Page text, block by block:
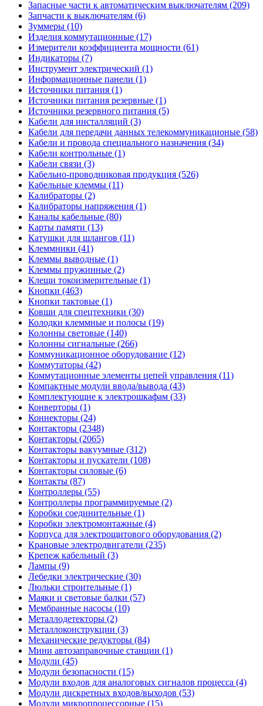
Запасные части к автоматическим выключателям (209)
Запчасти к выключателям (6)
Зуммеры (10)
Изделия коммутационные (17)
Измерители коэффициента мощности (61)
Индикаторы (7)
Инструмент электрический (1)
Информационные панели (1)
Источники питания (1)
Источники питания резервные (1)
Источники резервного питания (5)
Кабели для инсталляций (3)
Кабели для передачи данных телекоммуникационые (58)
Кабели и провода специального назначения (34)
Кабели контрольные (1)
Кабели связи (3)
Кабельно-проводниковая продукция (526)
Кабельные клеммы (11)
Калибраторы (2)
Калибраторы напряжения (1)
Каналы кабельные (80)
Карты памяти (13)
Катушки для шлангов (11)
Клеммники (41)
Клеммы выводные (1)
Клеммы пружинные (2)
Клещи токоизмерительные (1)
Кнопки (463)
Кнопки тактовые (1)
Ковши для спецтехники (30)
Колодки клеммные и полосы (19)
Колонны световые (140)
Колонны сигнальные (266)
Коммуникационное оборудование (12)
Коммутаторы (42)
Коммутационные элементы цепей управления (11)
Компактные модули ввода/вывода (43)
Комплектующие к электрошкафам (33)
Конверторы (1)
Коннекторы (24)
Контакторы (2348)
Контакторы (2065)
Контакторы вакуумные (312)
Контакторы и пускатели (108)
Контакторы силовые (6)
Контакты (87)
Контроллеры (55)
Контроллеры программируемые (2)
Коробки соединительные (1)
Коробки электромонтажные (4)
Корпуса для электрощитового оборудования (2)
Крановые электродвигатели (235)
Крепеж кабельный (3)
Лампы (9)
Лебедки электрические (30)
Люльки строительные (1)
Маяки и световые балки (57)
Мембранные насосы (10)
Металлодетекторы (2)
Металлоконструкции (3)
Механические редукторы (84)
Мини автозаправочные станции (1)
Модули (45)
Модули безопасности (15)
Модули входов для аналоговых сигналов процесса (4)
Модули дискретных входов/выходов (53)
Модули микропроцессорные (15)